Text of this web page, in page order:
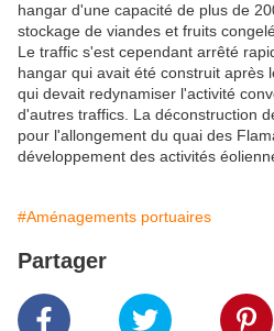
hangar d'une capacité de plus de
stockage de viandes et fruits
Le traffic s'est cependant arrêté
hangar qui avait été construit après
qui devait redynamiser l'activité
d'autres traffics. La déconstruction
pour l'allongement du quai des
développement des activités
#Aménagements portuaires
Partager